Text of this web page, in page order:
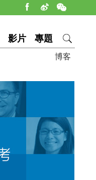
影片 專題
博客